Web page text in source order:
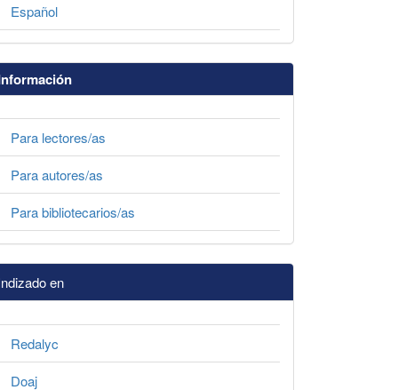
Español
Para lectores/as
Para autores/as
Para bibliotecarios/as
en
Redalyc
Doaj